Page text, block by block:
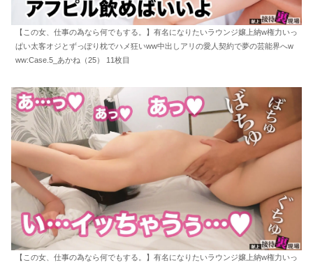
【この女、仕事の為なら何でもする。】有名になりたいラウンジ嬢上納w権力いっ
ぱい太客オジとずっぽり枕でハメ狂いww中出しアリの愛人契約で夢の芸能界へw
ww:Case.5_あかね（25） 11枚目
【この女、仕事の為なら何でもする。】有名になりたいラウンジ嬢上納w権力いっ